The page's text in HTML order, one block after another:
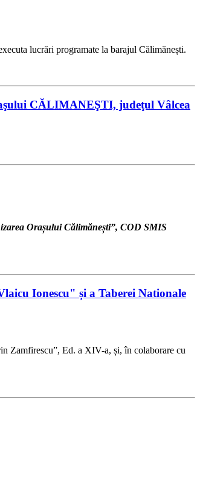
lucrări programate la barajul Călimănești.
CĂLIMANEŞTI, judeţul Vâlcea
Orașului Călimănești”, COD SMIS
Ionescu" și a Taberei Nationale
Zamfirescu”, Ed. a XIV-a, și, în colaborare cu